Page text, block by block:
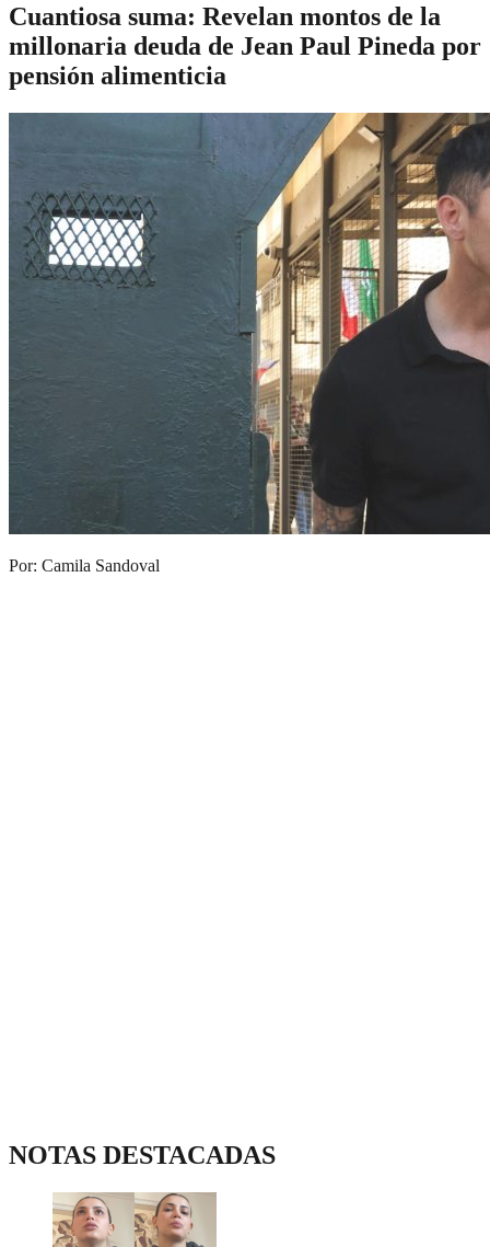
Cuantiosa suma: Revelan montos de la
millonaria deuda de Jean Paul Pineda por
pensión alimenticia
Por: Camila Sandoval
NOTAS DESTACADAS